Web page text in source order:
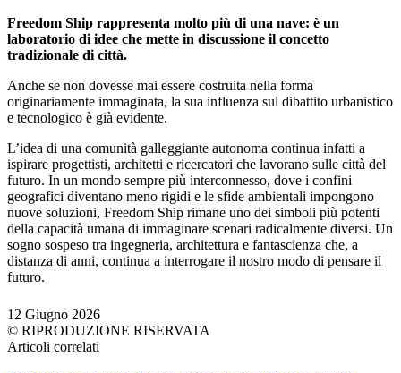
Freedom Ship rappresenta molto più di una nave: è un
laboratorio di idee che mette in discussione il concetto
tradizionale di città.
Anche se non dovesse mai essere costruita nella forma
originariamente immaginata, la sua influenza sul dibattito urbanistico
e tecnologico è già evidente.
L’idea di una comunità galleggiante autonoma continua infatti a
ispirare progettisti, architetti e ricercatori che lavorano sulle città del
futuro. In un mondo sempre più interconnesso, dove i confini
geografici diventano meno rigidi e le sfide ambientali impongono
nuove soluzioni, Freedom Ship rimane uno dei simboli più potenti
della capacità umana di immaginare scenari radicalmente diversi. Un
sogno sospeso tra ingegneria, architettura e fantascienza che, a
distanza di anni, continua a interrogare il nostro modo di pensare il
futuro.
12 Giugno 2026
© RIPRODUZIONE RISERVATA
Articoli correlati